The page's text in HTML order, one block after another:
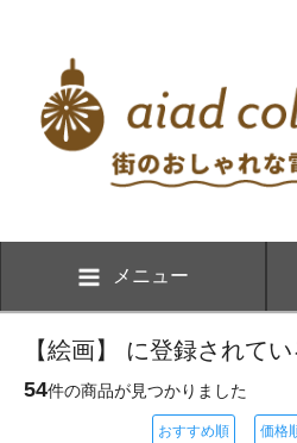
メニュー
【絵画】 に登録されて
54件の商品が見つかりました
おすすめ順 価格